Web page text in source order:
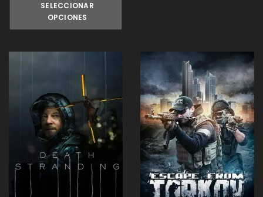
SELECCIONAR
OPCIONES